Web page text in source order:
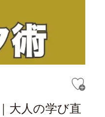
大人の学び直